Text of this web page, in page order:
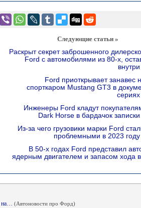
Следующие статьи »
Раскрыт секрет заброшенного
Ford с автомобилями из 80-х,
внутри
Ford приоткрывает занавес
спорткаром Mustang GT3 в
сериях
Инженеры Ford кладут
Dark Horse в бардачок записки
Из-за чего грузовики марки Ford
проблемными в 2023 году
В 50-х годах Ford представил
ядерным двигателем и запасом хода
на… (Автоновости про Форд)